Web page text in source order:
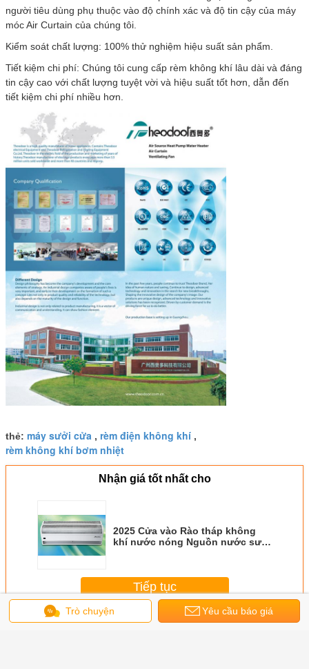
người tiêu dùng phụ thuộc vào độ chính xác và độ tin cậy của máy
móc Air Curtain của chúng tôi.
Kiểm soát chất lượng: 100% thử nghiệm hiệu suất sản phẩm.
Tiết kiệm chi phí: Chúng tôi cung cấp rèm không khí lâu dài và đáng
tin cậy cao với chất lượng tuyệt vời và hiệu suất tốt hơn, dẫn đến
tiết kiệm chi phí nhiều hơn.
thẻ: máy sưởi cửa , rèm điện không khí ,
rèm không khí bơm nhiệt
Nhận giá tốt nhất cho
2025 Cửa vào Rào tháp không
khí nước nóng Nguồn nước sưởi
Tiếp tục
HơnNước nóng Air Curtain
Trò chuyện Yêu cầu báo giá